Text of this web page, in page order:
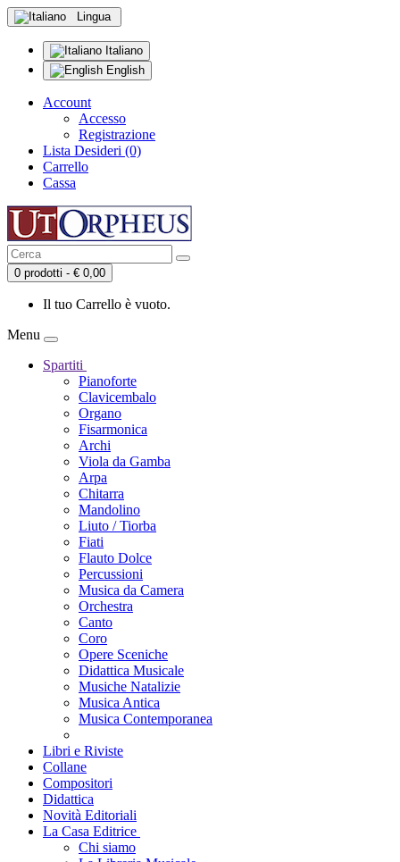
Lingua
Italiano
English
Account
Accesso
Registrazione
Lista Desideri (0)
Carrello
Cassa
0 prodotti - € 0,00
Il tuo Carrello è vuoto.
Menu
Spartiti
Pianoforte
Clavicembalo
Organo
Fisarmonica
Archi
Viola da Gamba
Arpa
Chitarra
Mandolino
Liuto / Tiorba
Fiati
Flauto Dolce
Percussioni
Musica da Camera
Orchestra
Canto
Coro
Opere Sceniche
Didattica Musicale
Musiche Natalizie
Musica Antica
Musica Contemporanea
Libri e Riviste
Collane
Compositori
Didattica
Novità Editoriali
La Casa Editrice
Chi siamo